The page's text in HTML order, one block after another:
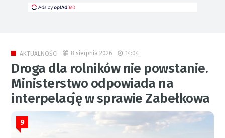
AKTUALNOŚCI 8 sierpnia 2026 14:04
Droga dla rolników nie powstanie.
Ministerstwo odpowiada na
interpelację w sprawie Zabełkowa
9